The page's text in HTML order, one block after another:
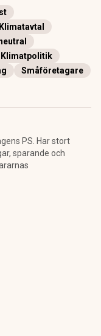
Klimatavtal
Klimatpolitik
Småföretagare
PS. Har stort
sparande och